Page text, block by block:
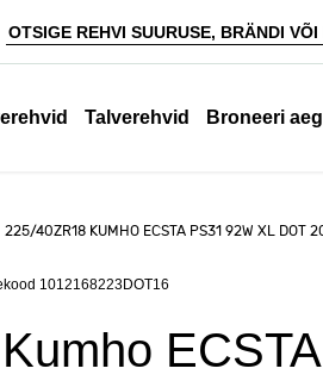
Talverehvid Broneeri aeg
225/40ZR18 KUMHO ECSTA PS31 92W XL DOT
1012168223DOT16